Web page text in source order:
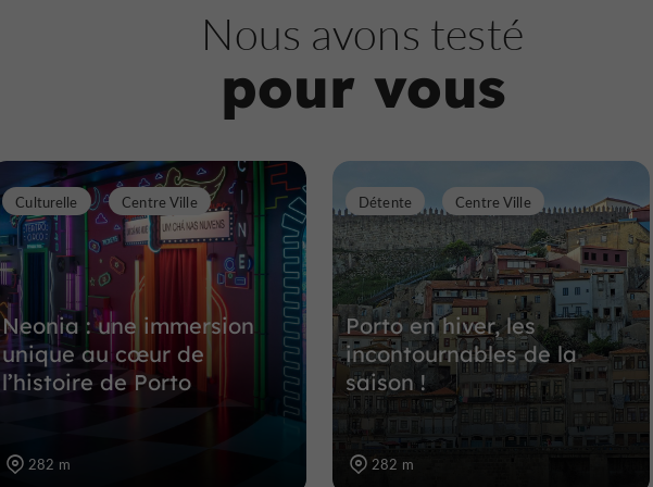
touristique de la gare
Offices de tourisme dans le centre historique
Nous avons testé
pour vous
Neonia : une immersion
unique au cœur de
l’histoire de Porto
Culturelle Centre Ville
282 m
Porto en hiver, les
incontournables de la
saison !
Détente Centre Ville
282 m